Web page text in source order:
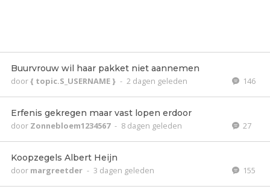
Buurvrouw wil haar pakket niet aannemen
door{ topic.S_USERNAME } - 2 dagen geleden 146
Erfenis gekregen maar vast lopen erdoor
door Zonnebloem1234567 - 8 dagen geleden 27
Koopzegels Albert Heijn
door margreetder - 3 dagen geleden 155